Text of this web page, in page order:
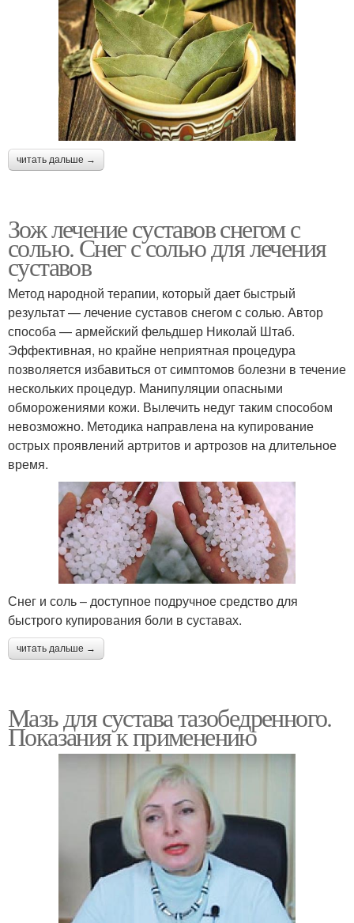
читать дальше →
Зож лечение суставов снегом с
солью. Снег с солью для лечения
суставов
Метод народной терапии, который дает быстрый
результат — лечение суставов снегом с солью. Автор
способа — армейский фельдшер Николай Штаб.
Эффективная, но крайне неприятная процедура
позволяется избавиться от симптомов болезни в течение
нескольких процедур. Манипуляции опасными
обморожениями кожи. Вылечить недуг таким способом
невозможно. Методика направлена на купирование
острых проявлений артритов и артрозов на длительное
время.
Снег и соль – доступное подручное средство для
быстрого купирования боли в суставах.
читать дальше →
Мазь для сустава тазобедренного.
Показания к применению